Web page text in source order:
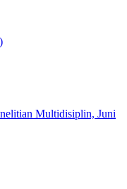
Multidisiplin, Juni